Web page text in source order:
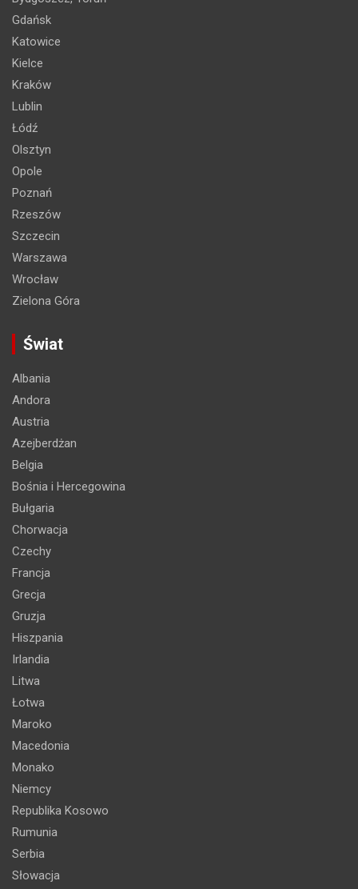
Gdańsk
Katowice
Kielce
Kraków
Lublin
Łódź
Olsztyn
Opole
Poznań
Rzeszów
Szczecin
Warszawa
Wrocław
Zielona Góra
Świat
Albania
Andora
Austria
Azejberdżan
Belgia
Bośnia i Hercegowina
Bułgaria
Chorwacja
Czechy
Francja
Grecja
Gruzja
Hiszpania
Irlandia
Litwa
Łotwa
Maroko
Macedonia
Monako
Niemcy
Republika Kosowo
Rumunia
Serbia
Słowacja